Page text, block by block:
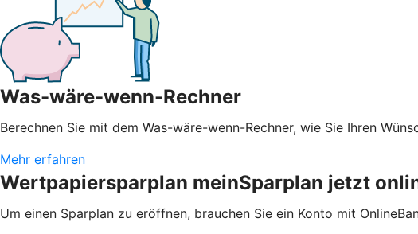
Was-wäre-wenn-Rechner
Berechnen Sie mit dem Was-wäre-wenn-Rechner, wie Sie Ihren
Mehr erfahren
Wertpapiersparplan meinSparplan jetzt
Um einen Sparplan zu eröffnen, brauchen Sie ein Konto mit